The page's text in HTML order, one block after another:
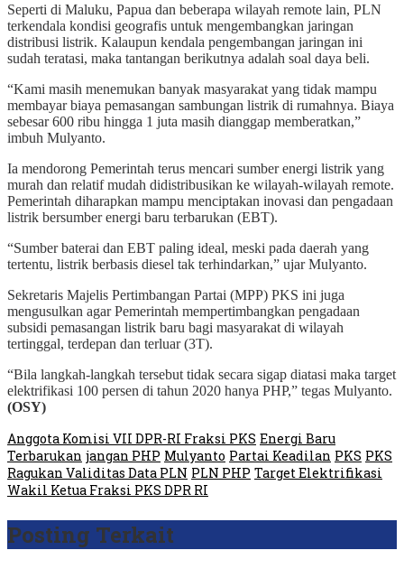
Seperti di Maluku, Papua dan beberapa wilayah remote lain, PLN
terkendala kondisi geografis untuk mengembangkan jaringan
distribusi listrik. Kalaupun kendala pengembangan jaringan ini
sudah teratasi, maka tantangan berikutnya adalah soal daya beli.
“Kami masih menemukan banyak masyarakat yang tidak mampu
membayar biaya pemasangan sambungan listrik di rumahnya. Biaya
sebesar 600 ribu hingga 1 juta masih dianggap memberatkan,”
imbuh Mulyanto.
Ia mendorong Pemerintah terus mencari sumber energi listrik yang
murah dan relatif mudah didistribusikan ke wilayah-wilayah remote.
Pemerintah diharapkan mampu menciptakan inovasi dan pengadaan
listrik bersumber energi baru terbarukan (EBT).
“Sumber baterai dan EBT paling ideal, meski pada daerah yang
tertentu, listrik berbasis diesel tak terhindarkan,” ujar Mulyanto.
Sekretaris Majelis Pertimbangan Partai (MPP) PKS ini juga
mengusulkan agar Pemerintah mempertimbangkan pengadaan
subsidi pemasangan listrik baru bagi masyarakat di wilayah
tertinggal, terdepan dan terluar (3T).
“Bila langkah-langkah tersebut tidak secara sigap diatasi maka target
elektrifikasi 100 persen di tahun 2020 hanya PHP,” tegas Mulyanto.
(OSY)
Anggota Komisi VII DPR-RI Fraksi PKS Energi Baru
Terbarukan jangan PHP Mulyanto Partai Keadilan PKS PKS
Ragukan Validitas Data PLN PLN PHP Target Elektrifikasi
Wakil Ketua Fraksi PKS DPR RI
Posting Terkait